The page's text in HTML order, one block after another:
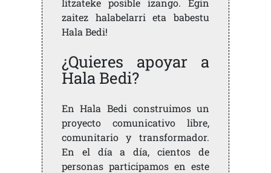
litzateke posible izango. Egin
zaitez halabelarri eta babestu
Hala Bedi!
¿Quieres apoyar a
Hala Bedi?
En Hala Bedi construimos un
proyecto comunicativo libre,
comunitario y transformador.
En el día a día, cientos de
personas participamos en este